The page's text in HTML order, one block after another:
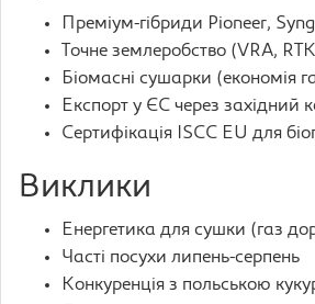
Преміум-гібриди Pioneer,
Точне землеробство (VRA,
Біомасні сушарки (економія
Експорт у ЄС через західний
Сертифікація ISCC EU для
Виклики
Енергетика для сушки (газ
Часті посухи липень-серпень
Конкуренція з польською